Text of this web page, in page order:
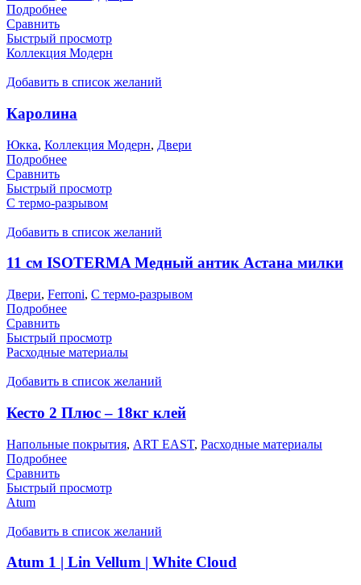
Подробнее
Сравнить
Быстрый просмотр
Коллекция Модерн
Добавить в список желаний
Каролина
Юкка, Коллекция Модерн, Двери
Подробнее
Сравнить
Быстрый просмотр
С термо-разрывом
Добавить в список желаний
11 см ISOTERMA Медный антик Астана милки
Двери, Ferroni, С термо-разрывом
Подробнее
Сравнить
Быстрый просмотр
Расходные материалы
Добавить в список желаний
Кесто 2 Плюс – 18кг клей
Напольные покрытия, ART EAST, Расходные материалы
Подробнее
Сравнить
Быстрый просмотр
Atum
Добавить в список желаний
Atum 1 | Lin Vellum | White Cloud